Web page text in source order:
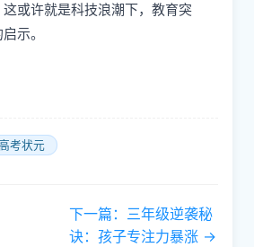
或许就是科技浪潮下，教育突
示。
考状元
下一篇：三年级逆袭秘
诀：孩子专注力暴涨 →